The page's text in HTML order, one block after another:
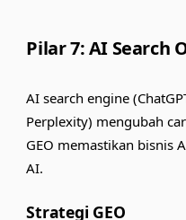
Pilar 7: AI Search
AI search engine
Perplexity) mengubah
GEO memastikan bisnis
AI.
Strategi GEO